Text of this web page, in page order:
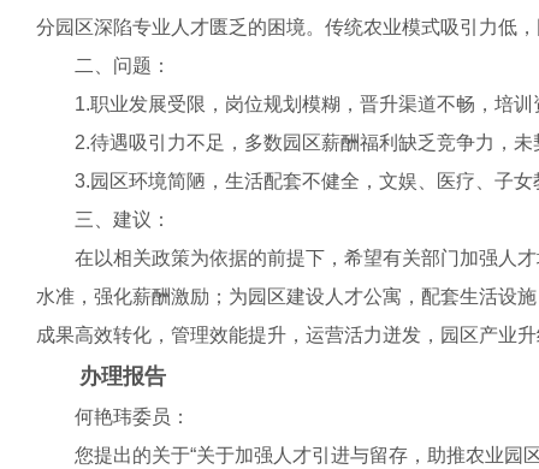
分园区深陷专业人才匮乏的困境。传统农业模式吸引力低
二、问题：
1.职业发展受限，岗位规划模糊，晋升渠道不畅，培训
2.待遇吸引力不足，多数园区薪酬福利缺乏竞争力，未
3.园区环境简陋，生活配套不健全，文娱、医疗、子女
三、建议：
在以相关政策为依据的前提下，希望有关部门加强人才
水准，强化薪酬激励；为园区建设人才公寓，配套生活设
成果高效转化，管理效能提升，运营活力迸发，园区产业
办理报告
何艳玮委员：
您提出的关于“关于加强人才引进与留存，助推农业园